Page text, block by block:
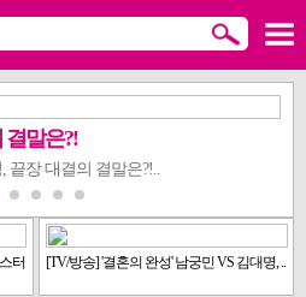
결말은?!
장 대결의 결말은?!..
터
[TV/방송] '결혼의 완성' 남궁민 VS 김대명, ..